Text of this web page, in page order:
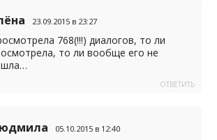
23.09.2015 в 23:27
768(!!!) диалогов, то ли
то ли вообще его не
ОТВЕТИТЬ
05.10.2015 в 12:40